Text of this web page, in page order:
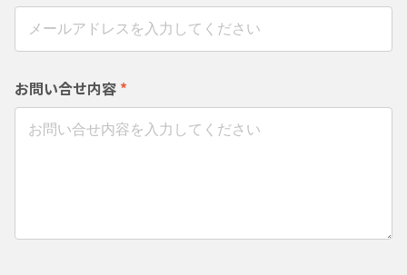
お問い合せ内容 *